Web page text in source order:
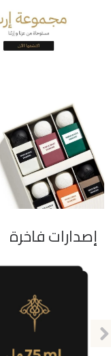
إصدارات فاخرة